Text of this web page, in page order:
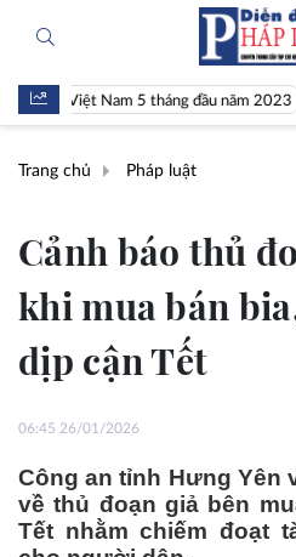
Việt Nam 5 tháng đầu năm 2023
Trang chủ Pháp luật
Cảnh báo thủ
khi mua bán
dịp cận Tết
06:45 26/01/2026
Công an tỉnh Hưng Yên
về thủ đoạn giả bên
Tết nhằm chiếm đoạt